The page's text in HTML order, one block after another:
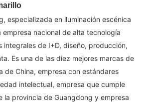
especializada en iluminación escénica
nacional de alta tecnología
integrales de I+D, diseño, producción,
Es una de las diez mejores marcas de
de China, empresa con estándares
intelectual, empresa que cumple
la provincia de Guangdong y empresa